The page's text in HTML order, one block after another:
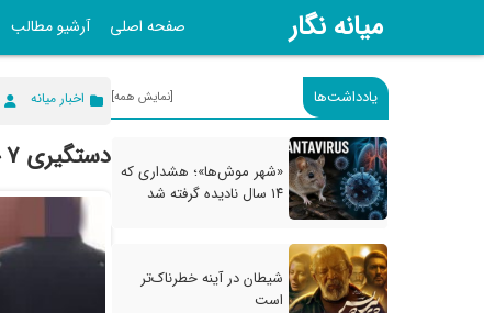
میانه نگار صفحه اصلی آرشیو مطالب
یادداشت‌ها [نمایش همه]
«شهر موش‌ها»؛ هشداری که
۱۴ سال نادیده گرفته شد
شیطان در آینه خطرناک‌تر
است
اخبار میانه
دستگیری ۷ حفار غیرمجاز در میانه